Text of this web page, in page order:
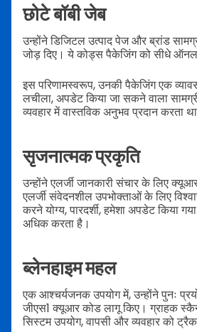
छोटे बॉबी जेब
उन्होंने डिजिटल उत्पाद पेज और ब्रांड
जोड़ दिए। ये कोड्स पैकेजिंग को सीधे
इस परिणामस्वरूप, उनकी पैकेजिंग एक
लचीला, अपडेट किया जा सकने वाला
व्यवहार में वास्तविक अनुभव प्रदान करता
सृजनात्मक प्रकृति
उन्होंने एलर्जी जानकारी संचार के लिए
एलर्जी संवेदनशील उपभोक्ताओं के लिए
करने योग्य, पारदर्शी, हमेशा अपडेट किया
अधिक करता है।
ब्लेनहाइम महल
एक आश्चर्यजनक उपयोग में, उन्होंने पुनः
जीएस1 क्यूआर कोड लागू किए। ग्राहक
सिस्टम उपयोग, वापसी और व्यवहार को